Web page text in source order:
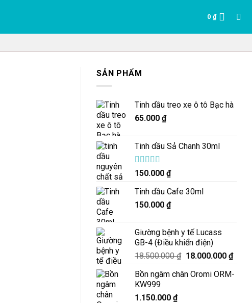
0 ₫
SẢN PHẨM
Tinh dầu treo xe ô tô Bạc hà
65.000 ₫
Tinh dầu Sả Chanh 30ml
Được xếp
5
sao
150.000 ₫
Tinh dầu Cafe 30ml
150.000 ₫
Giường bệnh y tế Lucass
GB-4 (Điều khiển điện)
18.500.000₫ Giá
là:
18.000.000 ₫Giá
tại
Bồn ngâm chân Oromi ORM-
KW999
1.150.000 ₫